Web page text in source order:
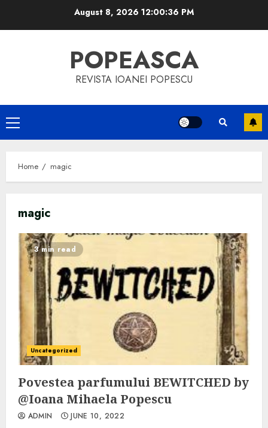
August 8, 2026 12:00:36 PM
POPEASCA
REVISTA IOANEI POPESCU
Primary
Menu
Home magic
magic
3 min read
Uncategorized
Povestea parfumului BEWITCHED by
@Ioana Mihaela Popescu
ADMIN JUNE 10, 2022